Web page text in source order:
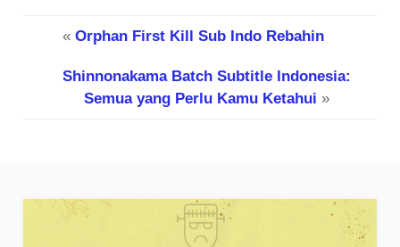
« Orphan First Kill Sub Indo Rebahin
Shinnonakama Batch Subtitle Indonesia:
Semua yang Perlu Kamu Ketahui »